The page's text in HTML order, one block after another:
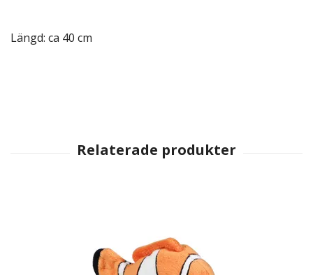
Längd: ca 40 cm